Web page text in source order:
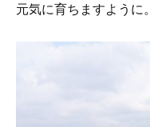
元気に育ちますように。